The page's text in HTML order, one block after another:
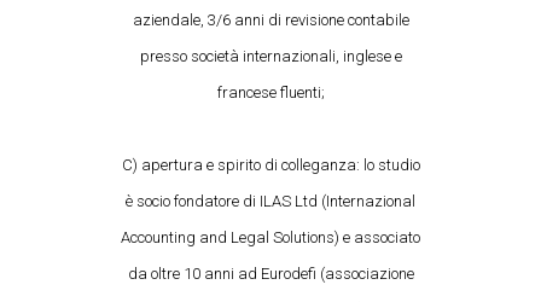
aziendale, 3/6 anni di revisione contabile
presso società internazionali, inglese e
francese fluenti;
C) apertura e spirito di colleganza: lo studio
è socio fondatore di ILAS Ltd (Internazional
Accounting and Legal Solutions) e associato
da oltre 10 anni ad Eurodefi (associazione